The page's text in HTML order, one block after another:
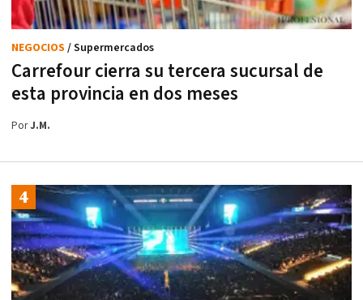
Carrefour cierra su tercera sucursal de
esta provincia en dos meses
NEGOCIOS / Supermercados
PorJ.M.